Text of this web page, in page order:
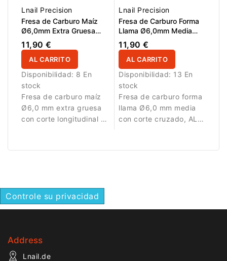
Lnail Precision
Fresa de Carburo Maíz
Ø6,0mm Extra Gruesa
Corte Longitudinal LT
14,5mm
11,90 €
AL CARRITO
Disponibilidad: 8 En
stock
Fresa de carburo maíz
Ø6,0 mm extra gruesa
con corte longitudinal y
rápida y eficiente.
Lnail Precision
Fresa de Carburo Forma
Llama Ø6,0mm Media
Corte Cruzado LT
16,0mm L/R
11,90 €
AL CARRITO
Disponibilidad: 13 En
stock
Fresa de carburo forma
llama Ø6,0 mm media
con corte cruzado, AL
potencia y precisión
Controle su privacidad
Address
Lnail.de